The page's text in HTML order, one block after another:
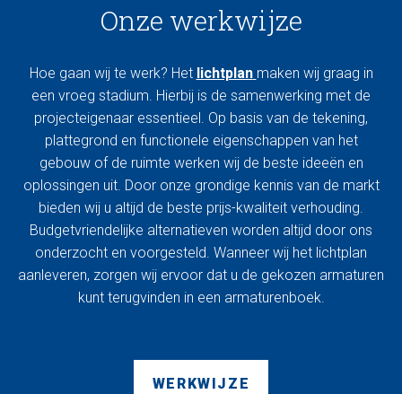
Onze werkwijze
Hoe gaan wij te werk? Het lichtplan maken wij graag in
een vroeg stadium. Hierbij is de samenwerking met de
projecteigenaar essentieel. Op basis van de tekening,
plattegrond en functionele eigenschappen van het
gebouw of de ruimte werken wij de beste ideeën en
oplossingen uit. Door onze grondige kennis van de markt
bieden wij u altijd de beste prijs-kwaliteit verhouding.
Budgetvriendelijke alternatieven worden altijd door ons
onderzocht en voorgesteld. Wanneer wij het lichtplan
aanleveren, zorgen wij ervoor dat u de gekozen armaturen
kunt terugvinden in een armaturenboek.
WERKWIJZE